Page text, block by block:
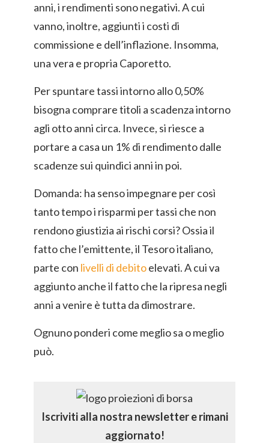
anni, i rendimenti sono negativi. A cui
vanno, inoltre, aggiunti i costi di
commissione e dell’inflazione. Insomma,
una vera e propria Caporetto.
Per spuntare tassi intorno allo 0,50%
bisogna comprare titoli a scadenza intorno
agli otto anni circa. Invece, si riesce a
portare a casa un 1% di rendimento dalle
scadenze sui quindici anni in poi.
Domanda: ha senso impegnare per così
tanto tempo i risparmi per tassi che non
rendono giustizia ai rischi corsi? Ossia il
fatto che l’emittente, il Tesoro italiano,
parte con livelli di debitoelevati. A cui va
aggiunto anche il fatto che la ripresa negli
anni a venire è tutta da dimostrare.
Ognuno ponderi come meglio sa o meglio
può.
Iscriviti alla nostra newsletter e rimani
aggiornato!